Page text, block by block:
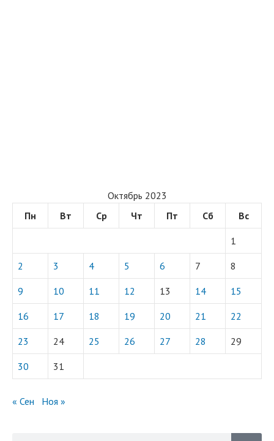
Октябрь 2023
Пн
Вт Ср Чт Пт Сб Вс
1
2 3 4 5 6 7 8
9 10 11 12 13 14 15
16 17 18 19 20 21 22
23 24 25 26 27 28 29
30 31
« Сен Ноя »